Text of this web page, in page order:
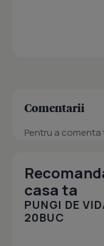
Comentarii
Pentru a
casa ta
PUNGI DE
20BUC